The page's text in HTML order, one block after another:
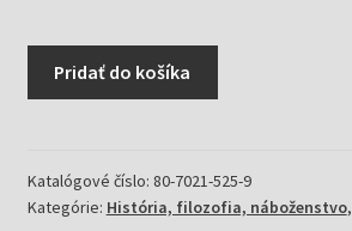
množstvo
Pridať do košíka
Katalógové číslo: 80-7021-525-9
Kategórie: História, filozofia, náboženstvo,